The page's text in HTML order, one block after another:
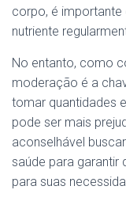
corpo, é importante
nutriente
No entanto, como
moderação é a
tomar quantidades
pode ser mais
aconselhável
saúde para
para suas